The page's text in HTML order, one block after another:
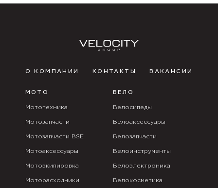
О КОМПАНИИ КОНТАКТЫ ВАКАНСИИ
МОТО
Мототехника
Мотозапчасти
Мотозапчасти BSE
Мотоаксессуары
Мотоэкипировка
Моторасходники
ВЕЛО
Велосипеды
Велоаксессуары
Велозапчасти
Велоинструменты
Велоэлектроника
Велокосметика